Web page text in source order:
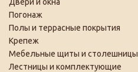
Погонаж
Полы и террасные покрытия
Крепеж
Мебельные щиты и столешницы
Лестницы и комплектующие